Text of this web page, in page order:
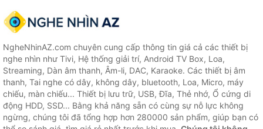
NgheNhinAZ.com chuyên cung cấp thông tin giá cả các thiết bị
nghe nhìn như Tivi, Hệ thống giải trí, Android TV Box, Loa,
Streaming, Dàn âm thanh, Âm-li, DAC, Karaoke. Các thiết bị âm
thanh, Tai nghe có dây, không dây, bluetooth, Loa, Micro, máy
chiếu, màn chiếu... Thiết bị lưu trữ, USB, Đĩa, Thẻ nhớ, Ổ cứng di
động HDD, SSD... Bằng khả năng sẵn có cùng sự nỗ lực không
ngừng, chúng tôi đã tổng hợp hơn 280000 sản phẩm, giúp bạn có